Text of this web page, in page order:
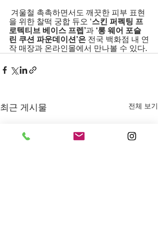
을 위한 찰떡 궁합 듀오 ‘스킨 퍼펙팅 프
로텍티브 베이스 프렙’과 ‘롱 웨어 포슬
린 쿠션 파운데이션’은 전국 백화점 내 연
작 매장과 온라인몰에서 만나볼 수 있다.
최근 게시물 전체 보기